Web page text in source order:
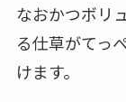
なおかつボリ
る仕草がてっ
けます。